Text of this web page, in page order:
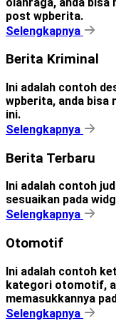
post wpberita.
Selengkapnya
Berita Kriminal
Ini adalah contoh
wpberita, anda bisa
ini.
Selengkapnya
Berita Terbaru
Ini adalah contoh
sesuaikan pada
Selengkapnya
Otomotif
Ini adalah contoh
kategori otomotif,
memasukkannya
Selengkapnya